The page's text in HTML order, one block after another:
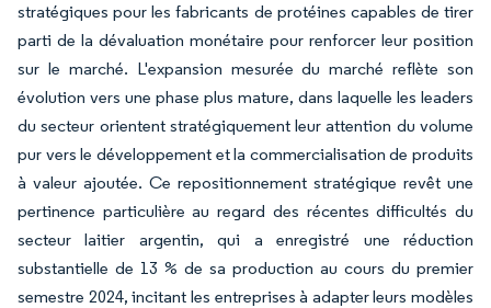
stratégiques pour les fabricants de protéines capables de tirer
parti de la dévaluation monétaire pour renforcer leur position
sur le marché. L'expansion mesurée du marché reflète son
évolution vers une phase plus mature, dans laquelle les leaders
du secteur orientent stratégiquement leur attention du volume
pur vers le développement et la commercialisation de produits
à valeur ajoutée. Ce repositionnement stratégique revêt une
pertinence particulière au regard des récentes difficultés du
secteur laitier argentin, qui a enregistré une réduction
substantielle de 13 % de sa production au cours du premier
semestre 2024, incitant les entreprises à adapter leurs modèles